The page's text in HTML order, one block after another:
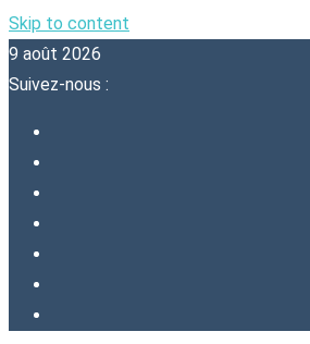
Skip to content
9 août 2026
Suivez-nous :